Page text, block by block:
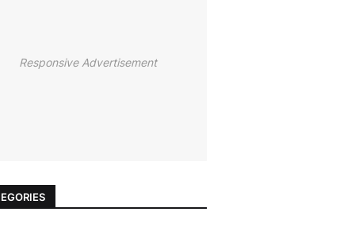
Responsive Advertisement